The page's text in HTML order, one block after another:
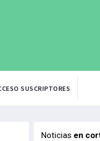
SUSCRIPTORES
Noticias en